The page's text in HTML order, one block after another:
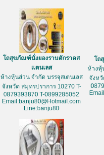
โถสุขภัณฑ์นั่งยองราบตักราดส
แตนเลส
ห้างหุ้นส่วน จำกัด บรรจุสเตนเลส
จังหวัด สมุทรปราการ 10270 T-
0879393870 T-0899285052
Email:banju80@Hotmail.com
Line:banju80
โถ
ห้างหุ้
จังห